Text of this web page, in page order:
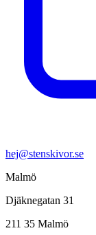
hej@stenskivor.se
Malmö
Djäknegatan 31
211 35 Malmö